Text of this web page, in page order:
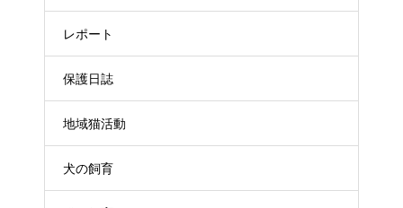
レポート
保護日誌
地域猫活動
犬の飼育